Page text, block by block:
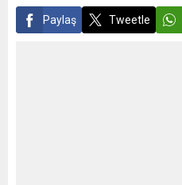
Paylaş Tweetle